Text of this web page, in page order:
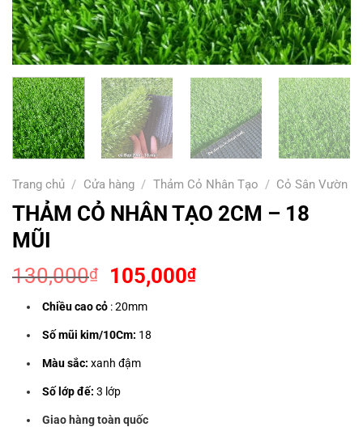
Trang chủ / Cửa hàng / Thảm Cỏ Nhân Tạo / Cỏ Sân Vườn
THẢM CỎ NHÂN TẠO 2CM – 18
MŨI
130,000₫
Giá
là:
130,000₫.
105,000₫Giá
Chiều cao cỏ : 20mm
Số mũi kim/10Cm: 18
Màu sắc: xanh đậm
Số lớp đế: 3 lớp
Giao hàng toàn quốc